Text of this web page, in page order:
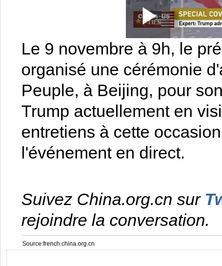
Play
Video
Play
Loaded
0.21%
0:00/--:--
Le 9 novembre à 9h, le
organisé une cérémonie
Peuple, à Beijing, pour
Trump actuellement en
entretiens à cette
l'événement en direct.
Suivez China.org.cn sur
rejoindre la conversation.
Source:french.china.org.cn